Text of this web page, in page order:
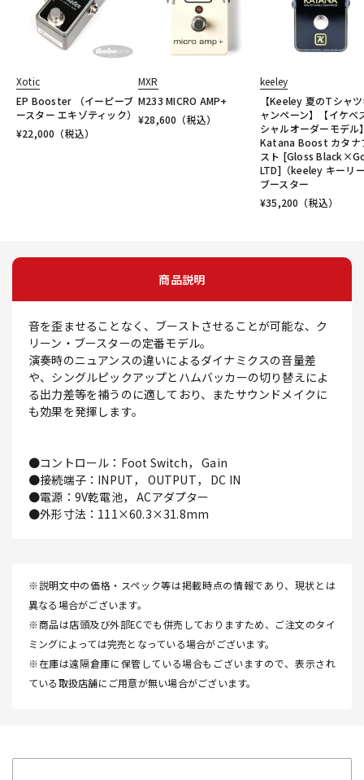
Xotic
EP Booster （イーピーブ
ースター エキゾティック）
¥22,000 （税込）
MXR
M233 MICRO AMP+
¥28,600 （税込）
keeley
【Keeley 夏のTシャ
ャンペーン】【イケベ
シャルオーダーモデル
Katana Boost カタナ
スト [Gloss
LTD]（keeley キーリ
ブースター
¥35,200 （税込）
商品説明
音を歪ませることなく、ブーストさせることが可能な、ク
リーン・ブースターの定番モデル。
演奏時のニュアンスの違いによるダイナミクスの音量差
や、シングルピックアップとハムバッカーの切り替えによ
る出力差等を補うのに適しており、またサウンドメイクに
も効果を発揮します。
●コントロール：Foot Switch， Gain
●接続端子：INPUT， OUTPUT， DC IN
●電源：9V乾電池， ACアダプター
●外形寸法：111×60.3×31.8mm
※説明文中の価格・スペック等は掲載時点の情報であり、現状とは
異なる場合がございます。
※商品は店頭及び外部ECでも併売しておりますため、ご注文のタイ
ミングによっては完売となっている場合がございます。
※在庫は遠隔倉庫に保管している場合もございますので、表示され
ている取扱店舗にご用意が無い場合がございます。